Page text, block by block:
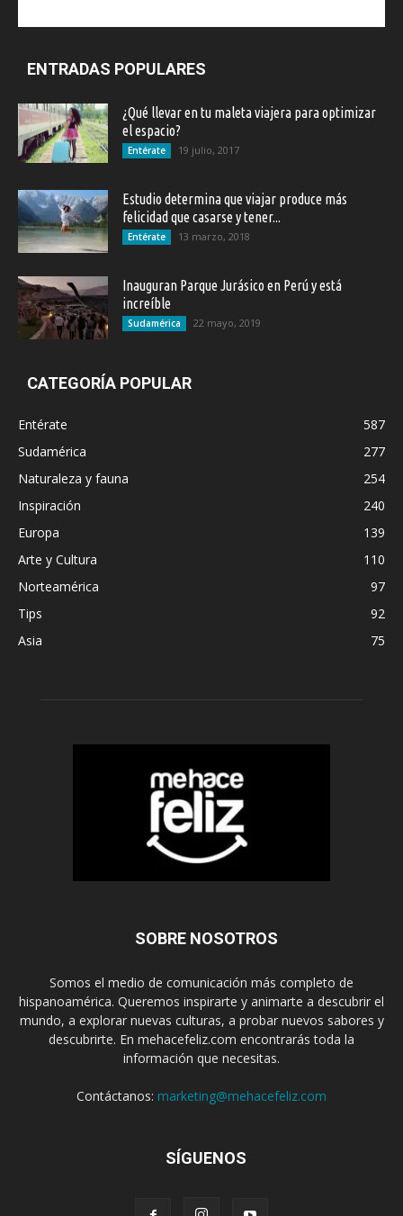
ENTRADAS POPULARES
¿Qué llevar en tu maleta viajera para optimizar
el espacio?
Entérate 19 julio, 2017
Estudio determina que viajar produce más
felicidad que casarse y tener...
Entérate 13 marzo, 2018
Inauguran Parque Jurásico en Perú y está
increíble
Sudamérica 22 mayo, 2019
CATEGORÍA POPULAR
Entérate
587
Sudamérica
277
Naturaleza y fauna
254
Inspiración
240
Europa
139
Arte y Cultura
110
Norteamérica
97
Tips
92
Asia
75
SOBRE NOSOTROS
Somos el medio de comunicación más completo de
hispanoamérica. Queremos inspirarte y animarte a descubrir el
mundo, a explorar nuevas culturas, a probar nuevos sabores y
descubrirte. En mehacefeliz.com encontrarás toda la
información que necesitas.
Contáctanos: marketing@mehacefeliz.com
SÍGUENOS